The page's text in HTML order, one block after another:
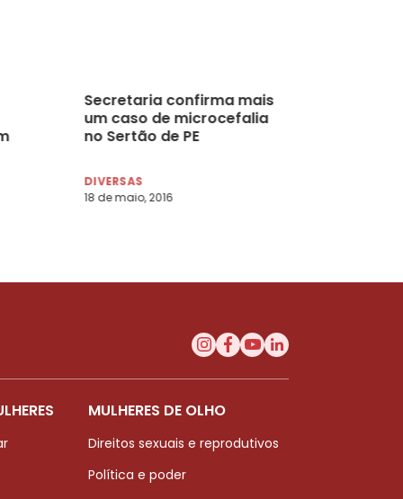
Secretaria confirma mais
um caso de microcefalia
no Sertão de PE
DIVERSAS
18 de maio, 2016
MULHERES DE OLHO
Direitos sexuais e reprodutivos
Política e poder